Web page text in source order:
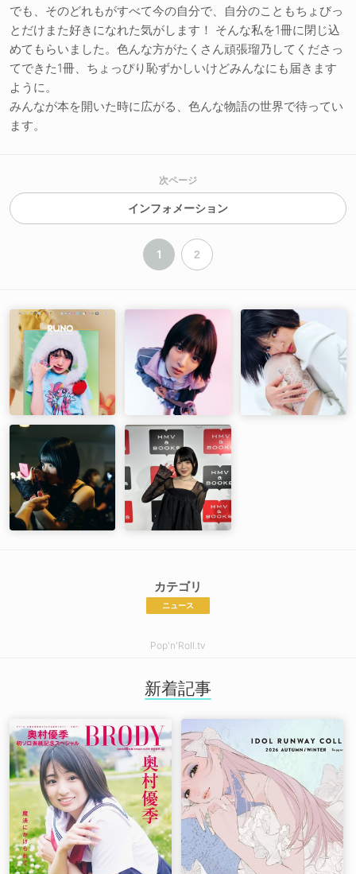
でも、そのどれもがすべて今の自分で、自分のこともちょびっ
とだけまた好きになれた気がします！ そんな私を1冊に閉じ込
めてもらいました。色んな方がたくさん頑張瑠乃してくださっ
てできた1冊、ちょっぴり恥ずかしいけどみんなにも届きます
ように。
みんなが本を開いた時に広がる、色んな物語の世界で待ってい
ます。
次ページ
インフォメーション
1 2
カテゴリ
ニュース
Pop'n'Roll.tv
新着記事